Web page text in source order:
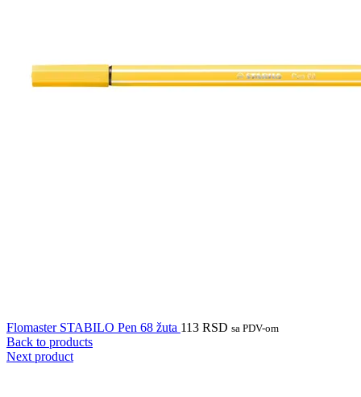
Flomaster STABILO Pen 68 žuta 113 RSD sa PDV-om
Back to products
Next product